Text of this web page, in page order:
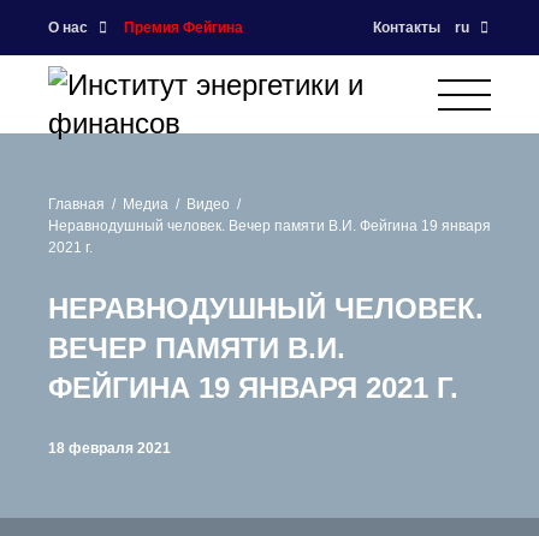
О нас Премия Фейгина Контакты ru
Главная Медиа
Видео
Неравнодушный человек. Вечер памяти В.И. Фейгина 19 января
2021 г.
НЕРАВНОДУШНЫЙ ЧЕЛОВЕК.
ВЕЧЕР ПАМЯТИ В.И.
ФЕЙГИНА 19 ЯНВАРЯ 2021 Г.
18 февраля 2021